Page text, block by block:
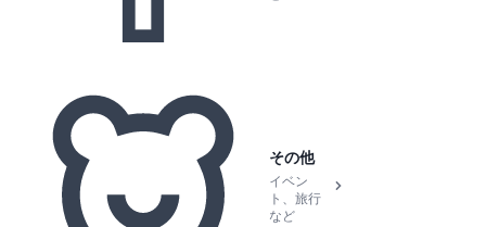
その他
イベン
ト、旅行
など